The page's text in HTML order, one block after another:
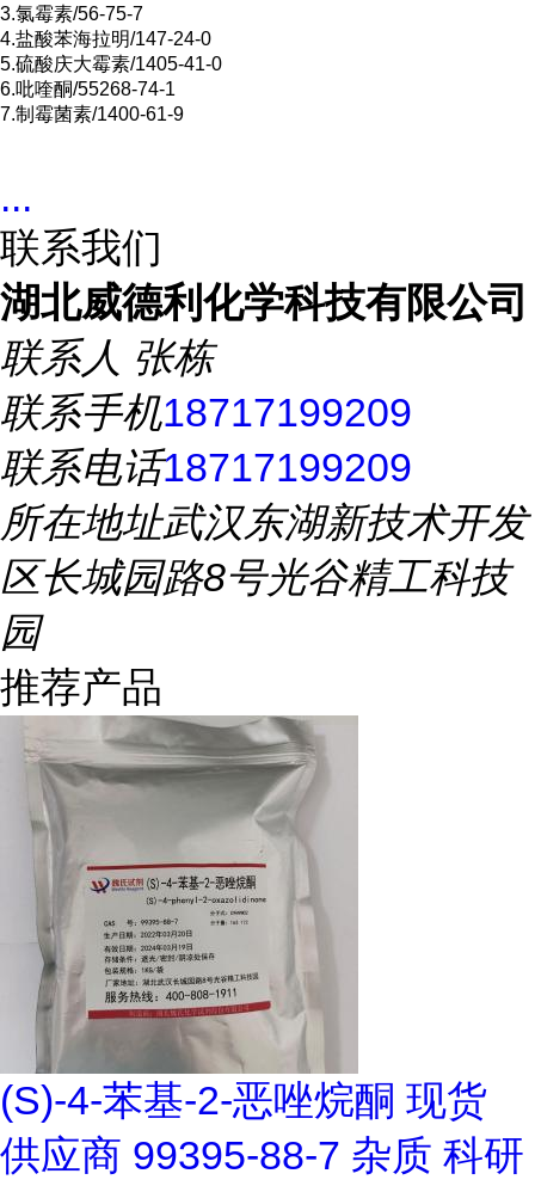
3.氯霉素/56-75-7
4.盐酸苯海拉明/147-24-0
5.硫酸庆大霉素/1405-41-0
6.吡喹酮/55268-74-1
7.制霉菌素/1400-61-9
...
联系我们
湖北威德利化学科技有限公司
联系人 张栋
联系手机18717199209
联系电话18717199209
所在地址武汉东湖新技术开发
区长城园路8号光谷精工科技
园
推荐产品
(S)-4-苯基-2-恶唑烷酮 现货
供应商 99395-88-7 杂质 科研